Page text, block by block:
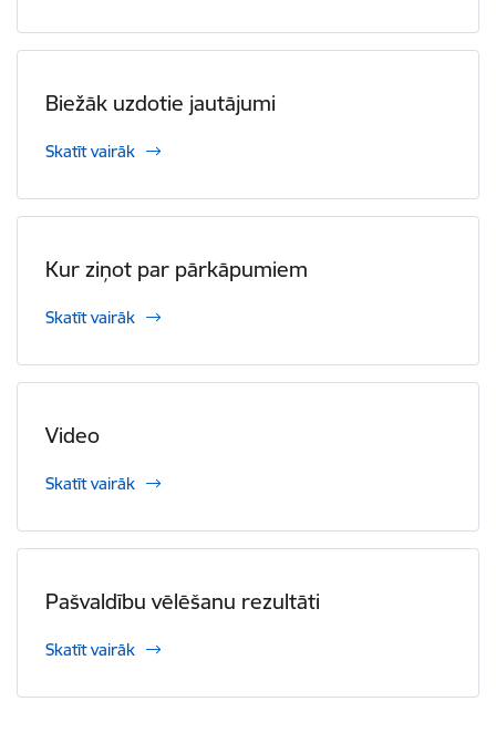
Biežāk uzdotie jautājumi
Skatīt vairāk
Kur ziņot par pārkāpumiem
Skatīt vairāk
Video
Skatīt vairāk
Pašvaldību vēlēšanu rezultāti
Skatīt vairāk